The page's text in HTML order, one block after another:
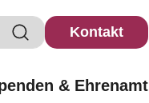
Kontakt
& Ehrenamt